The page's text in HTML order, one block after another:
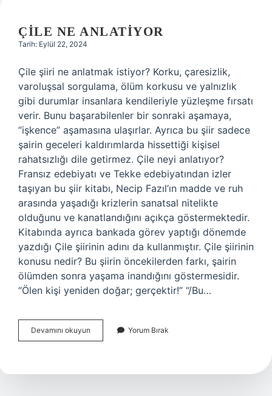
ÇILE NE ANLATIYOR
Tarih: Eylül 22, 2024
Çile şiiri ne anlatmak istiyor? Korku, çaresizlik,
varoluşsal sorgulama, ölüm korkusu ve yalnızlık
gibi durumlar insanlara kendileriyle yüzleşme fırsatı
verir. Bunu başarabilenler bir sonraki aşamaya,
“işkence” aşamasına ulaşırlar. Ayrıca bu şiir sadece
şairin geceleri kaldırımlarda hissettiği kişisel
rahatsızlığı dile getirmez. Çile neyi anlatıyor?
Fransız edebiyatı ve Tekke edebiyatından izler
taşıyan bu şiir kitabı, Necip Fazıl’ın madde ve ruh
arasında yaşadığı krizlerin sanatsal nitelikte
olduğunu ve kanatlandığını açıkça göstermektedir.
Kitabında ayrıca bankada görev yaptığı dönemde
yazdığı Çile şiirinin adını da kullanmıştır. Çile şiirinin
konusu nedir? Bu şiirin öncekilerden farkı, şairin
ölümden sonra yaşama inandığını göstermesidir.
“Ölen kişi yeniden doğar; gerçektir!” “/Bu…
Devamını okuyun
Ne
Yorum Bırak